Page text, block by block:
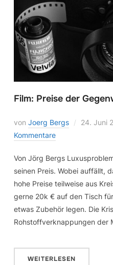
Film: Preise der
von Joerg Bergs 24. Juni
Kommentare
Von Jörg Bergs
seinen Preis. Wobei auffällt,
hohe Preise teilweise aus
gerne 20k € auf den Tisch
etwas Zubehör legen. Die
Rohstoffverknappungen der
WEITERLESEN